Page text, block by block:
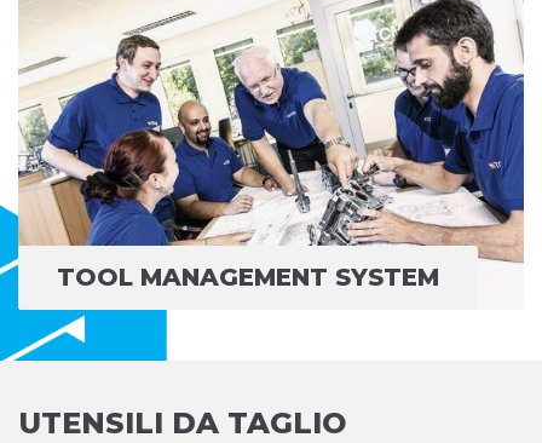
TOOL MANAGEMENT SYSTEM
UTENSILI DA TAGLIO